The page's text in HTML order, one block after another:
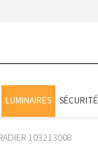
LUMINAIRES SÉCURITÉ
103213008